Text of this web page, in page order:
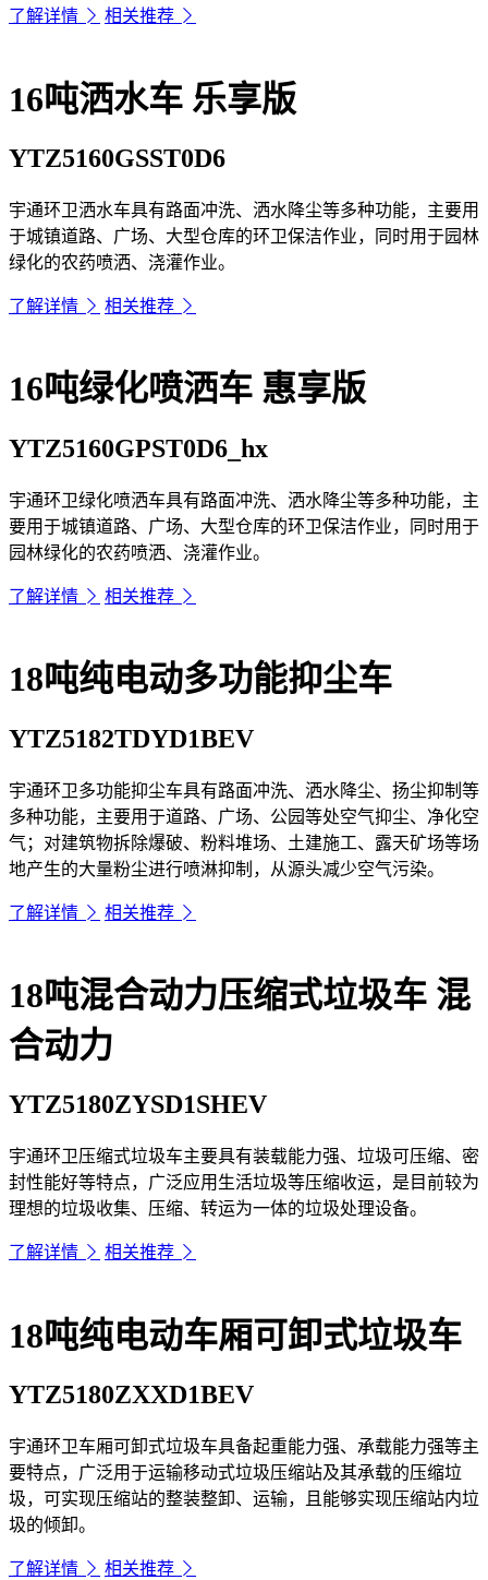
了解详情 相关推荐
16吨洒水车 乐享版
YTZ5160GSST0D6
宇通环卫洒水车具有路面冲洗、洒水降尘等多种功能，主要用
于城镇道路、广场、大型仓库的环卫保洁作业，同时用于园林
绿化的农药喷洒、浇灌作业。
了解详情 相关推荐
16吨绿化喷洒车 惠享版
YTZ5160GPST0D6_hx
宇通环卫绿化喷洒车具有路面冲洗、洒水降尘等多种功能，主
要用于城镇道路、广场、大型仓库的环卫保洁作业，同时用于
园林绿化的农药喷洒、浇灌作业。
了解详情 相关推荐
18吨纯电动多功能抑尘车
YTZ5182TDYD1BEV
宇通环卫多功能抑尘车具有路面冲洗、洒水降尘、扬尘抑制等
多种功能，主要用于道路、广场、公园等处空气抑尘、净化空
气；对建筑物拆除爆破、粉料堆场、土建施工、露天矿场等场
地产生的大量粉尘进行喷淋抑制，从源头减少空气污染。
了解详情 相关推荐
18吨混合动力压缩式垃圾车 混
合动力
YTZ5180ZYSD1SHEV
宇通环卫压缩式垃圾车主要具有装载能力强、垃圾可压缩、密
封性能好等特点，广泛应用生活垃圾等压缩收运，是目前较为
理想的垃圾收集、压缩、转运为一体的垃圾处理设备。
了解详情 相关推荐
18吨纯电动车厢可卸式垃圾车
YTZ5180ZXXD1BEV
宇通环卫车厢可卸式垃圾车具备起重能力强、承载能力强等主
要特点，广泛用于运输移动式垃圾压缩站及其承载的压缩垃
圾，可实现压缩站的整装整卸、运输，且能够实现压缩站内垃
圾的倾卸。
了解详情 相关推荐